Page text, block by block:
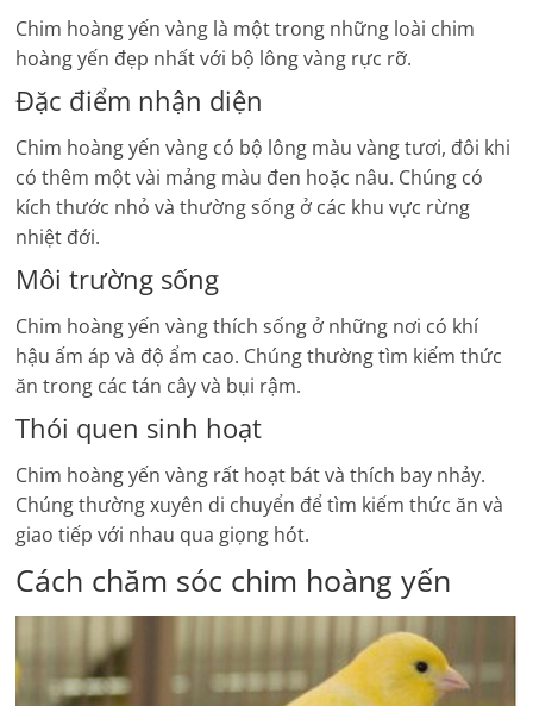
Chim hoàng yến vàng là một trong những loài chim
hoàng yến đẹp nhất với bộ lông vàng rực rỡ.
Đặc điểm nhận diện
Chim hoàng yến vàng có bộ lông màu vàng tươi, đôi khi
có thêm một vài mảng màu đen hoặc nâu. Chúng có
kích thước nhỏ và thường sống ở các khu vực rừng
nhiệt đới.
Môi trường sống
Chim hoàng yến vàng thích sống ở những nơi có khí
hậu ấm áp và độ ẩm cao. Chúng thường tìm kiếm thức
ăn trong các tán cây và bụi rậm.
Thói quen sinh hoạt
Chim hoàng yến vàng rất hoạt bát và thích bay nhảy.
Chúng thường xuyên di chuyển để tìm kiếm thức ăn và
giao tiếp với nhau qua giọng hót.
Cách chăm sóc chim hoàng yến